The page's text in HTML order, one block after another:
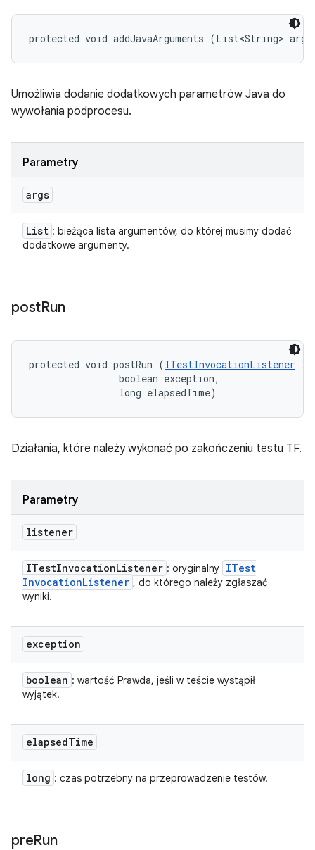
protected void addJavaArguments (List<String>
Umożliwia dodanie dodatkowych parametrów Java do
wywołania podprocesu.
Parametry
args
List : bieżąca lista argumentów, do której musimy dodać
dodatkowe argumenty.
postRun
protected void postRun (ITestInvocationListener
                boolean exception,
                long elapsedTime)
Działania, które należy wykonać po zakończeniu testu TF.
Parametry
listener
ITestInvocationListener : oryginalny ITest
InvocationListener , do którego należy zgłaszać
wyniki.
exception
boolean : wartość Prawda, jeśli w teście wystąpił
wyjątek.
elapsedTime
long : czas potrzebny na przeprowadzenie testów.
preRun